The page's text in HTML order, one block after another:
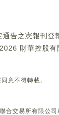
告之憲報刊登
財華控股有
意不得轉載。
合交易所有限公